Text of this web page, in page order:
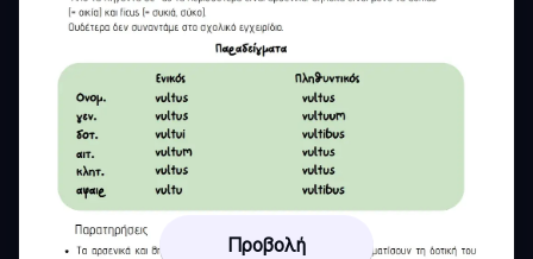
Προβολή